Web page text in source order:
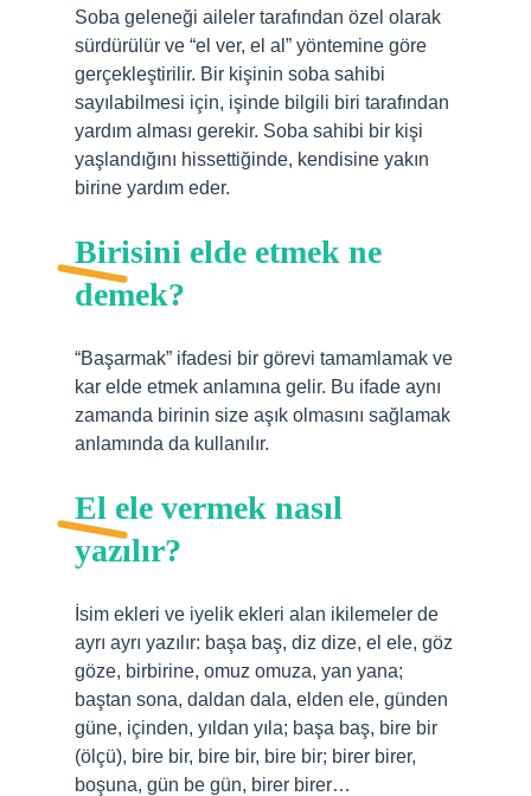
Soba geleneği aileler tarafından özel olarak
sürdürülür ve “el ver, el al” yöntemine göre
gerçekleştirilir. Bir kişinin soba sahibi
sayılabilmesi için, işinde bilgili biri tarafından
yardım alması gerekir. Soba sahibi bir kişi
yaşlandığını hissettiğinde, kendisine yakın
birine yardım eder.
Birisini elde etmek ne
demek?
“Başarmak” ifadesi bir görevi tamamlamak ve
kar elde etmek anlamına gelir. Bu ifade aynı
zamanda birinin size aşık olmasını sağlamak
anlamında da kullanılır.
El ele vermek nasıl
yazılır?
İsim ekleri ve iyelik ekleri alan ikilemeler de
ayrı ayrı yazılır: başa baş, diz dize, el ele, göz
göze, birbirine, omuz omuza, yan yana;
baştan sona, daldan dala, elden ele, günden
güne, içinden, yıldan yıla; başa baş, bire bir
(ölçü), bire bir, bire bir, bire bir; birer birer,
boşuna, gün be gün, birer birer…